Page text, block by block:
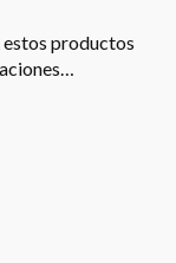
estos productos